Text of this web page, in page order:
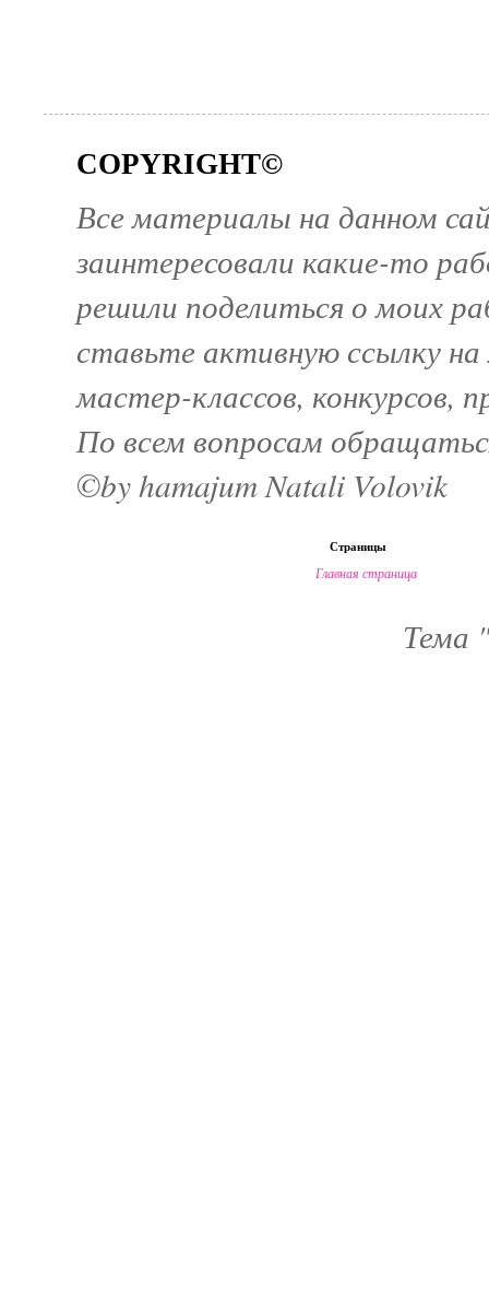
COPYRIGHT©
Все материалы на данном
заинтересовали какие-то
решили поделиться о моих
ставьте активную ссылку на
мастер-классов, конкурсов,
По всем вопросам
©by hamajum Natali Volovik
Страницы
Главная страница
Тема